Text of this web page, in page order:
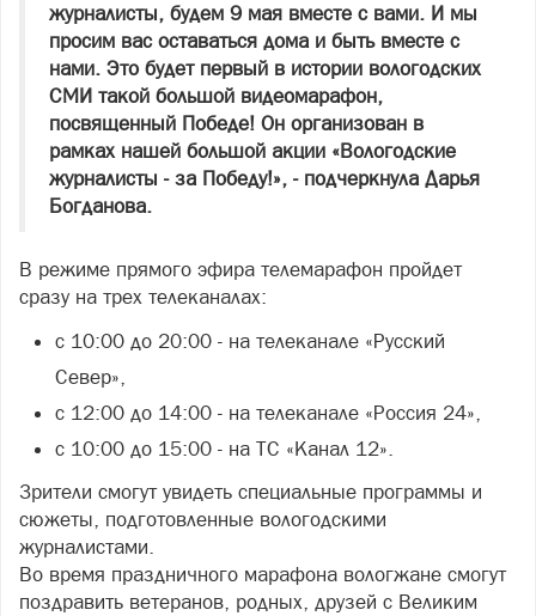
журналисты, будем 9 мая вместе с вами. И мы
просим вас оставаться дома и быть вместе с
нами. Это будет первый в истории вологодских
СМИ такой большой видеомарафон,
посвященный Победе! Он организован в
рамках нашей большой акции «Вологодские
журналисты - за Победу!», - подчеркнула Дарья
Богданова.
В режиме прямого эфира телемарафон пройдет
сразу на трех телеканалах:
с 10:00 до 20:00 - на телеканале «Русский
Север»,
с 12:00 до 14:00 - на телеканале «Россия 24»,
с 10:00 до 15:00 - на ТС «Канал 12».
Зрители смогут увидеть специальные программы и
сюжеты, подготовленные вологодскими
журналистами.
Во время праздничного марафона вологжане смогут
поздравить ветеранов, родных, друзей с Великим